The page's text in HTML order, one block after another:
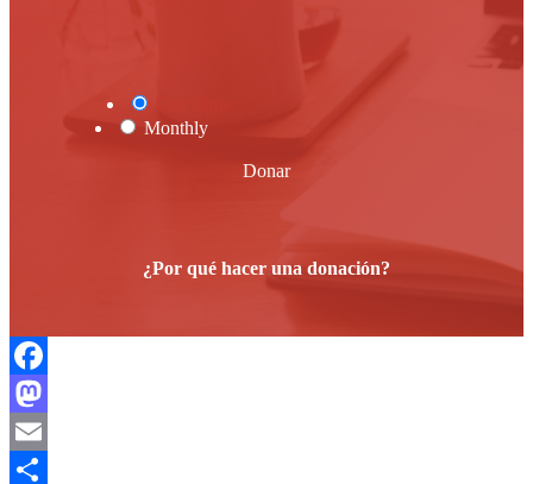
Monthly
Donar
¿Por qué hacer una donación?
Facebook
Mastodon
Email